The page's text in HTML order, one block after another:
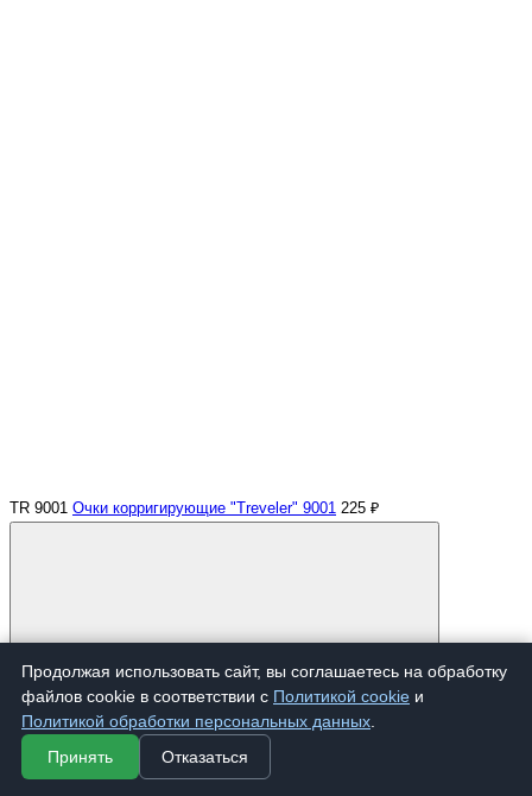
TR 9001 Очки корригирующие "Treveler" 9001 225 ₽
Купить
Продолжая использовать сайт, вы соглашаетесь на обработку
файлов cookie в соответствии с Политикой cookie и
Политикой обработки персональных данных
Принять
Отказаться